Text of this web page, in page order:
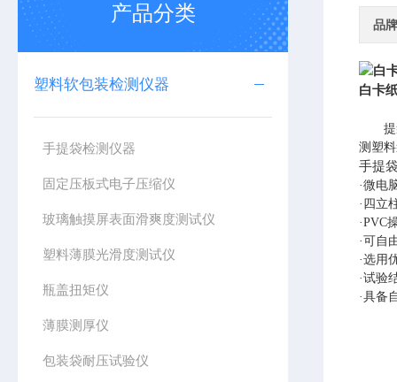
产品分类
塑料软包装检测仪器
手提袋检测仪器
固定压板式电子压缩仪
玻璃触摸屏表面滑爽度测试仪
塑料薄膜光滑度测试仪
瓶盖扭矩仪
薄膜测厚仪
包装袋耐压试验仪
品牌
白卡
测塑
手提
·微电
·四立
·PVC
·可自
·选用
·试验
·具备